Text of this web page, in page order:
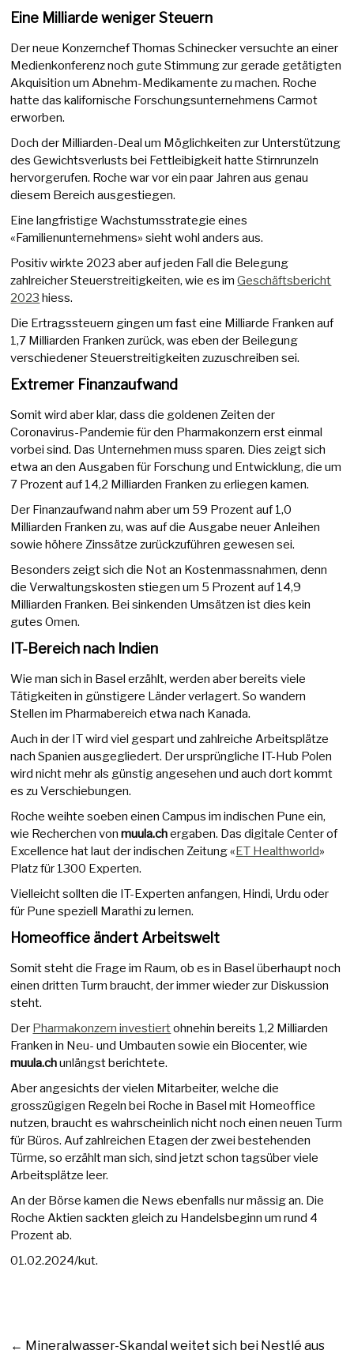
Eine Milliarde weniger Steuern
Der neue Konzernchef Thomas Schinecker versuchte an einer
Medienkonferenz noch gute Stimmung zur gerade getätigten
Akquisition um Abnehm-Medikamente zu machen. Roche
hatte das kalifornische Forschungsunternehmens Carmot
erworben.
Doch der Milliarden-Deal um Möglichkeiten zur Unterstützung
des Gewichtsverlusts bei Fettleibigkeit hatte Stirnrunzeln
hervorgerufen. Roche war vor ein paar Jahren aus genau
diesem Bereich ausgestiegen.
Eine langfristige Wachstumsstrategie eines
«Familienunternehmens» sieht wohl anders aus.
Positiv wirkte 2023 aber auf jeden Fall die Belegung
zahlreicher Steuerstreitigkeiten, wie es imGeschäftsbericht
2023 hiess.
Die Ertragssteuern gingen um fast eine Milliarde Franken auf
1,7 Milliarden Franken zurück, was eben der Beilegung
verschiedener Steuerstreitigkeiten zuzuschreiben sei.
Extremer Finanzaufwand
Somit wird aber klar, dass die goldenen Zeiten der
Coronavirus-Pandemie für den Pharmakonzern erst einmal
vorbei sind. Das Unternehmen muss sparen. Dies zeigt sich
etwa an den Ausgaben für Forschung und Entwicklung, die um
7 Prozent auf 14,2 Milliarden Franken zu erliegen kamen.
Der Finanzaufwand nahm aber um 59 Prozent auf 1,0
Milliarden Franken zu, was auf die Ausgabe neuer Anleihen
sowie höhere Zinssätze zurückzuführen gewesen sei.
Besonders zeigt sich die Not an Kostenmassnahmen, denn
die Verwaltungskosten stiegen um 5 Prozent auf 14,9
Milliarden Franken. Bei sinkenden Umsätzen ist dies kein
gutes Omen.
IT-Bereich nach Indien
Wie man sich in Basel erzählt, werden aber bereits viele
Tätigkeiten in günstigere Länder verlagert. So wandern
Stellen im Pharmabereich etwa nach Kanada.
Auch in der IT wird viel gespart und zahlreiche Arbeitsplätze
nach Spanien ausgegliedert. Der ursprüngliche IT-Hub Polen
wird nicht mehr als günstig angesehen und auch dort kommt
es zu Verschiebungen.
Roche weihte soeben einen Campus im indischen Pune ein,
wie Recherchen vonmuula.chergaben. Das digitale Center of
Excellence hat laut der indischen Zeitung « ET Healthworld»
Platz für 1300 Experten.
Vielleicht sollten die IT-Experten anfangen, Hindi, Urdu oder
für Pune speziell Marathi zu lernen.
Homeoffice ändert Arbeitswelt
Somit steht die Frage im Raum, ob es in Basel überhaupt noch
einen dritten Turm braucht, der immer wieder zur Diskussion
steht.
Der Pharmakonzern investiertohnehin bereits 1,2 Milliarden
Franken in Neu- und Umbauten sowie ein Biocenter, wie
muula.chunlängst berichtete.
Aber angesichts der vielen Mitarbeiter, welche die
grosszügigen Regeln bei Roche in Basel mit Homeoffice
nutzen, braucht es wahrscheinlich nicht noch einen neuen Turm
für Büros. Auf zahlreichen Etagen der zwei bestehenden
Türme, so erzählt man sich, sind jetzt schon tagsüber viele
Arbeitsplätze leer.
An der Börse kamen die News ebenfalls nur mässig an. Die
Roche Aktien sackten gleich zu Handelsbeginn um rund 4
Prozent ab.
01.02.2024/kut.
← Mineralwasser-Skandal weitet sich bei Nestlé aus